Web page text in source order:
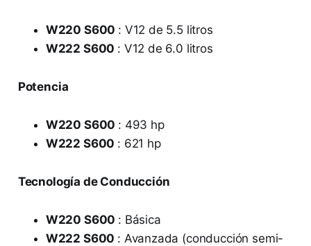
W220 S600 : V12 de 5.5 litros
W222 S600 : V12 de 6.0 litros
Potencia
W220 S600 : 493 hp
W222 S600 : 621 hp
Tecnología de Conducción
W220 S600 : Básica
W222 S600 : Avanzada (conducción semi-